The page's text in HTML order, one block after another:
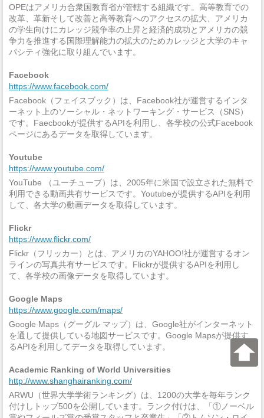
OPEはアメリカ合衆国教育省が管轄する組織です。高等教育での
改革、革新そして改善と高等教育へのアクセスの拡大、アメリカ
の学生向けにカレッジ競争率の上昇と経済的成功とアメリカの競
争力を推進する国際理解能力の拡大のためカレッジと大学のキャ
パシティ強化に取り組んでいます。
Facebook
https://www.facebook.com/
Facebook（フェイスブック）は、Facebook社が運営するインタ
ーネット上のソーシャル・ネットワーキング・サービス（SNS）
です。Faecbookが提供するAPIを利用し、各学校の公式Facebook
ページにあるデータを取得しています。
Youtube
https://www.youtube.com/
YouTube （ユーチューブ）は、2005年に米国で設立された無料で
利用できる動画共有サービスです。Youtubeが提供するAPIを利用
して、各大学の動画データを取得しています。
Flickr
https://www.flickr.com/
Flickr（フリッカー）とは、アメリカのYAHOO!社が運営するオン
ラインの写真共有サービスです。Flickrが提供するAPIを利用し
て、各学校の画像データを取得しています。
Google Maps
https://www.google.com/maps/
Google Maps（グーグル マップ）は、Google社がインターネット
を通して提供している地図サービスです。Google Mapsが提供す
るAPIを利用してデータを取得しています。
Academic Ranking of World Universities
http://www.shanghairanking.com/
ARWU（世界大学学術ランキング）は、1200の大学を毎年ランク
付けしトップ500を公開しています。ランク付けは、「①ノーベル